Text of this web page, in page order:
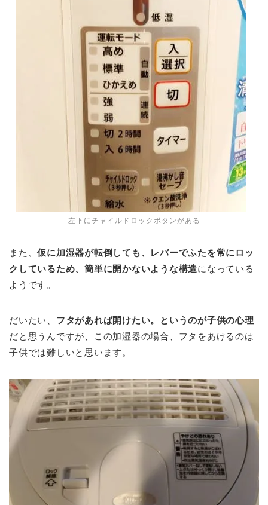
左下にチャイルドロックボタンがある
また、仮に加湿器が転倒しても、レバーでふたを常にロッ
クしているため、簡単に開かないような構造になっている
ようです。
だいたい、 フタがあれば開けたい。というのが子供の心理
だと思うんですが、この加湿器の場合、フタをあけるのは
子供では難しいと思います。